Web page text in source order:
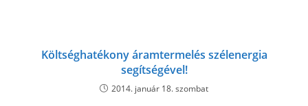
Költséghatékony áramtermelés szélenergia
segítségével!
2014. január 18. szombat